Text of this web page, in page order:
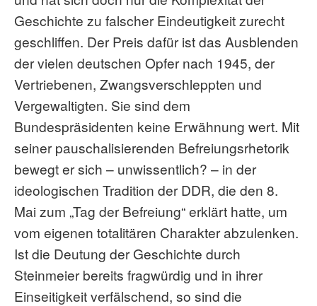
Geschichte zu falscher Eindeutigkeit zurecht
geschliffen. Der Preis dafür ist das Ausblenden
der vielen deutschen Opfer nach 1945, der
Vertriebenen, Zwangsverschleppten und
Vergewaltigten. Sie sind dem
Bundespräsidenten keine Erwähnung wert. Mit
seiner pauschalisierenden Befreiungsrhetorik
bewegt er sich – unwissentlich? – in der
ideologischen Tradition der DDR, die den 8.
Mai zum „Tag der Befreiung“ erklärt hatte, um
vom eigenen totalitären Charakter abzulenken.
Ist die Deutung der Geschichte durch
Steinmeier bereits fragwürdig und in ihrer
Einseitigkeit verfälschend, so sind die